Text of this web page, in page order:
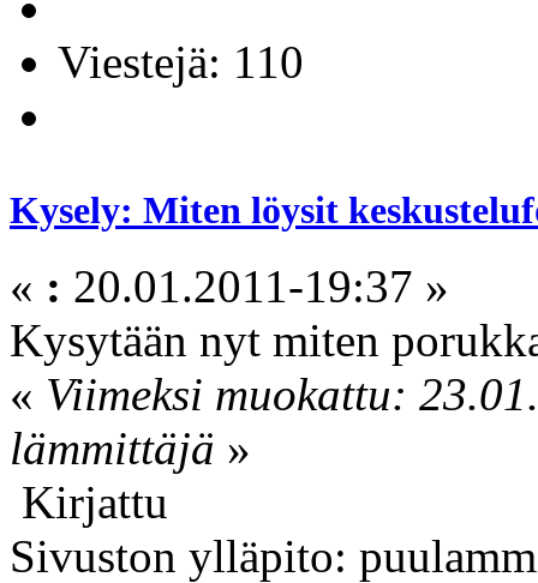
Viestejä: 110
Kysely: Miten löysit
« : 20.01.2011-19:37 »
Kysytään nyt miten
« Viimeksi muokattu:
lämmittäjä »
Kirjattu
Sivuston ylläpito: